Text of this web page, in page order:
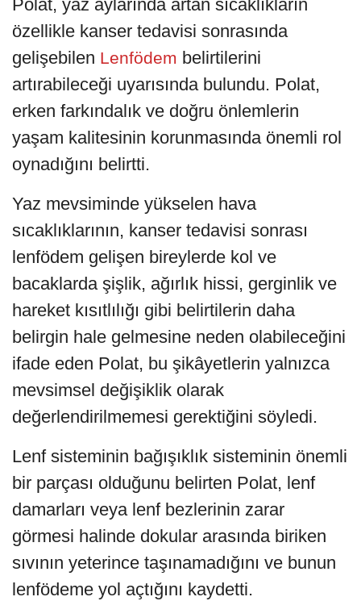
Polat, yaz aylarında artan sıcaklıkların
özellikle kanser tedavisi sonrasında
gelişebilen Lenfödem belirtilerini
artırabileceği uyarısında bulundu. Polat,
erken farkındalık ve doğru önlemlerin
yaşam kalitesinin korunmasında önemli rol
oynadığını belirtti.
Yaz mevsiminde yükselen hava
sıcaklıklarının, kanser tedavisi sonrası
lenfödem gelişen bireylerde kol ve
bacaklarda şişlik, ağırlık hissi, gerginlik ve
hareket kısıtlılığı gibi belirtilerin daha
belirgin hale gelmesine neden olabileceğini
ifade eden Polat, bu şikâyetlerin yalnızca
mevsimsel değişiklik olarak
değerlendirilmemesi gerektiğini söyledi.
Lenf sisteminin bağışıklık sisteminin önemli
bir parçası olduğunu belirten Polat, lenf
damarları veya lenf bezlerinin zarar
görmesi halinde dokular arasında biriken
sıvının yeterince taşınamadığını ve bunun
lenfödeme yol açtığını kaydetti.